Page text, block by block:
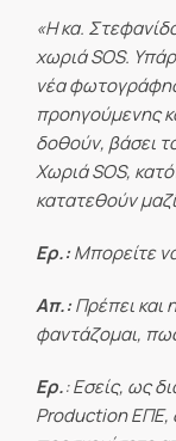
«Η κα.
χωριάSOS.
νέα
προηγούμενης
δοθούν, βάσει
ΧωριάSOS,
κατατεθούν
Ερ.:Μπορείτε
Απ.:Πρέπει και
φαντάζομαι,
Ερ.: Εσείς, ως
Production ΕΠΕ,